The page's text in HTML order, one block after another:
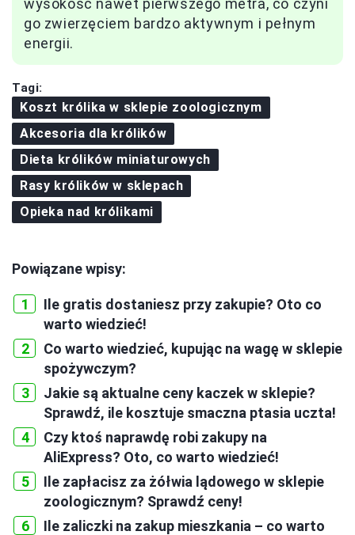
go zwierzęciem bardzo aktywnym i pełnym
energii.
Tagi:
Koszt królika w sklepie zoologicznym
Akcesoria dla królików
Dieta królików miniaturowych
Rasy królików w sklepach
Opieka nad królikami
Powiązane wpisy:
Ile gratis dostaniesz przy zakupie? Oto co
warto wiedzieć!
Co warto wiedzieć, kupując na wagę w sklepie
spożywczym?
Jakie są aktualne ceny kaczek w sklepie?
Sprawdź, ile kosztuje smaczna ptasia uczta!
Czy ktoś naprawdę robi zakupy na
AliExpress? Oto, co warto wiedzieć!
Ile zapłacisz za żółwia lądowego w sklepie
zoologicznym? Sprawdź ceny!
Ile zaliczki na zakup mieszkania – co warto